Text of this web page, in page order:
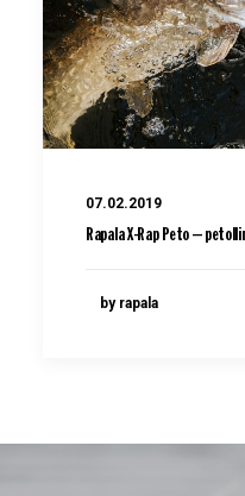
07.02.2019
Rapala X-Rap Peto –
by rapala